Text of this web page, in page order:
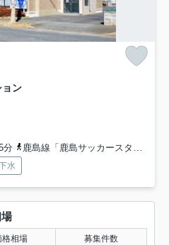
ョン
分
鹿島線「鹿島サッカースタジア」駅 徒歩29分
水
格相場 募集件数